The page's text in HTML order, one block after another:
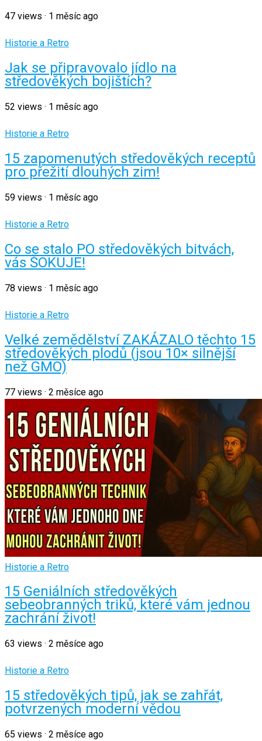
47 views · 1 měsíc ago
Historie a Retro
Jak se připravovalo jídlo na
středověkých bojištích?
52 views · 1 měsíc ago
Historie a Retro
15 zapomenutých středověkých receptů
pro přežití dlouhých zim!
59 views · 1 měsíc ago
Historie a Retro
Co se stalo PO středověkých bitvách,
vás ŠOKUJE!
78 views · 1 měsíc ago
Historie a Retro
Velké zemědělství ZAKÁZALO těchto 15
středověkých plodů (jsou 10× silnější
než GMO)
77 views · 2 měsíce ago
Historie a Retro
15 Geniálních středověkých
sebeobranných triků, které vám jednou
zachrání život!
63 views · 2 měsíce ago
Historie a Retro
15 středověkých tipů, jak se zahřát,
potvrzených moderní vědou
65 views · 2 měsíce ago